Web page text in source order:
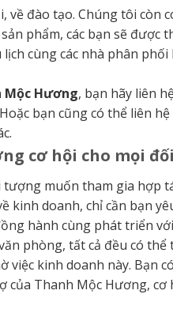
về đào tạo. Chúng tôi còn
phẩm, các bạn sẽ
cùng các nhà phân
Mộc Hương, bạn hãy liên
bạn cũng có thể liên
cơ hội cho mọi
muốn tham gia hợp
kinh doanh, chỉ cần bạn
hành cùng phát triển
phòng, tất cả đều có
kinh doanh này. Bạn
của Thanh Mộc Hương,